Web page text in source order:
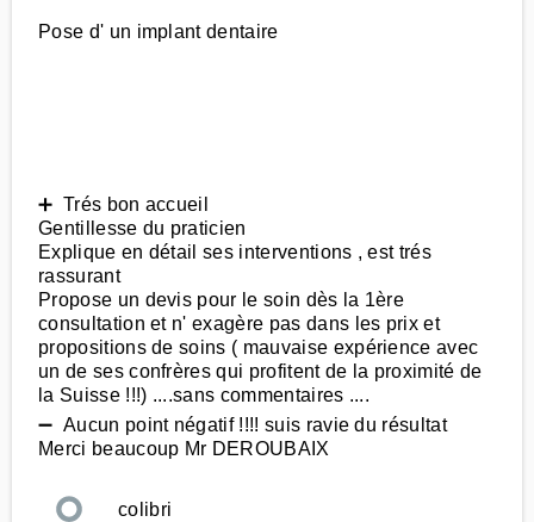
Pose d' un implant dentaire
➕ Trés bon accueil
Gentillesse du praticien
Explique en détail ses interventions , est trés
rassurant
Propose un devis pour le soin dès la 1ère
consultation et n' exagère pas dans les prix et
propositions de soins ( mauvaise expérience avec
un de ses confrères qui profitent de la proximité de
la Suisse !!!) ....sans commentaires ....
➖ Aucun point négatif !!!! suis ravie du résultat
Merci beaucoup Mr DEROUBAIX
colibri